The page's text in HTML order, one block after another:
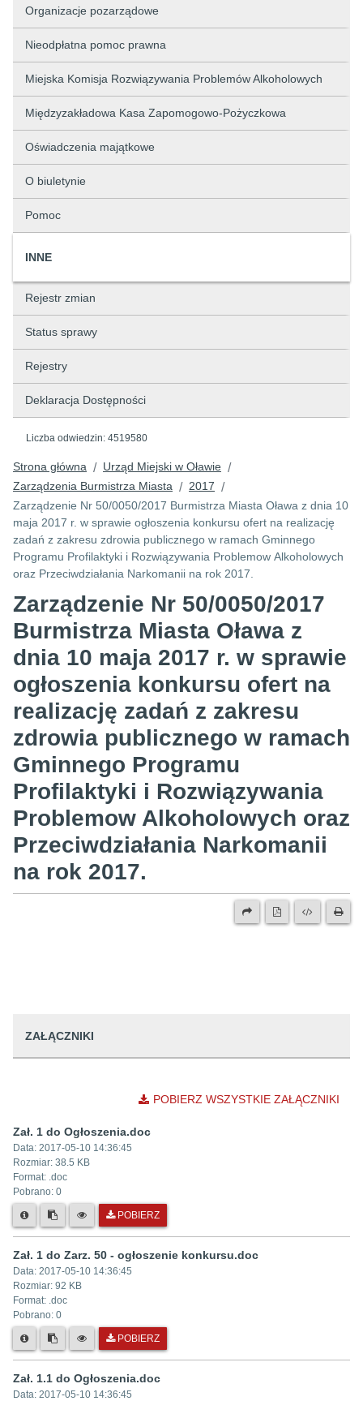
Organizacje pozarządowe
Nieodpłatna pomoc prawna
Miejska Komisja Rozwiązywania Problemów Alkoholowych
Międzyzakładowa Kasa Zapomogowo-Pożyczkowa
Oświadczenia majątkowe
O biuletynie
Pomoc
INNE
Rejestr zmian
Status sprawy
Rejestry
Deklaracja Dostępności
Liczba odwiedzin: 4519580
Strona główna / Urząd Miejski w Oławie /
Zarządzenia Burmistrza Miasta / 2017 /
Zarządzenie Nr 50/0050/2017 Burmistrza Miasta Oława z dnia 10
maja 2017 r. w sprawie ogłoszenia konkursu ofert na realizację
zadań z zakresu zdrowia publicznego w ramach Gminnego
Programu Profilaktyki i Rozwiązywania Problemow Alkoholowych
oraz Przeciwdziałania Narkomanii na rok 2017.
Zarządzenie Nr 50/0050/2017
Burmistrza Miasta Oława z
dnia 10 maja 2017 r. w sprawie
ogłoszenia konkursu ofert na
realizację zadań z zakresu
zdrowia publicznego w ramach
Gminnego Programu
Profilaktyki i Rozwiązywania
Problemow Alkoholowych oraz
Przeciwdziałania Narkomanii
na rok 2017.
ZAŁĄCZNIKI
POBIERZ WSZYSTKIE ZAŁĄCZNIKI
Zał. 1 do Ogłoszenia.doc
Data: 2017-05-10 14:36:45
Rozmiar: 38.5 KB
Format: .doc
Pobrano: 0
POBIERZ
Zał. 1 do Zarz. 50 - ogłoszenie konkursu.doc
Data: 2017-05-10 14:36:45
Rozmiar: 92 KB
Format: .doc
Pobrano: 0
POBIERZ
Zał. 1.1 do Ogłoszenia.doc
Data: 2017-05-10 14:36:45